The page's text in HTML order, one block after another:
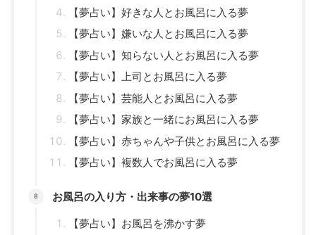
【夢占い】好きな人とお風呂に入る夢
【夢占い】嫌いな人とお風呂に入る夢
【夢占い】知らない人とお風呂に入る夢
【夢占い】上司とお風呂に入る夢
【夢占い】芸能人とお風呂に入る夢
【夢占い】家族と一緒にお風呂に入る夢
【夢占い】赤ちゃんや子供とお風呂に入る夢
【夢占い】複数人でお風呂に入る夢
お風呂の入り方・出来事の夢10選
【夢占い】お風呂を沸かす夢